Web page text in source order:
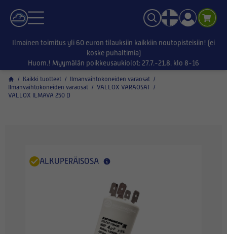
Ilmainen toimitus yli 60 euron tilauksiin kaikkiin noutopisteisiin! (ei
koske puhaltimia)
Huom.! Myymälän poikkeusaukiolot: 27.7.-21.8. klo 8-16
/ Kaikki tuotteet / Ilmanvaihtokoneiden varaosat /
Ilmanvaihtokoneiden varaosat / VALLOX VARAOSAT /
VALLOX ILMAVA 250 D
ALKUPERÄISOSA